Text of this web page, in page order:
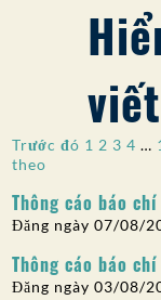
GIẤY PHÉP VÀ GIẤY
PFAS Ở NM
DỊCH VỤ TRỰC TUYẾN
THƯ VIỆN
SỰ THAM GIA CỦA
Tìm kiếm:
Phân
bài
viết
Trước đó 1 2 3 4 …
theo
Thông cáo báo
Đăng ngày 07/08/
Thông cáo báo
Đăng ngày 03/08/